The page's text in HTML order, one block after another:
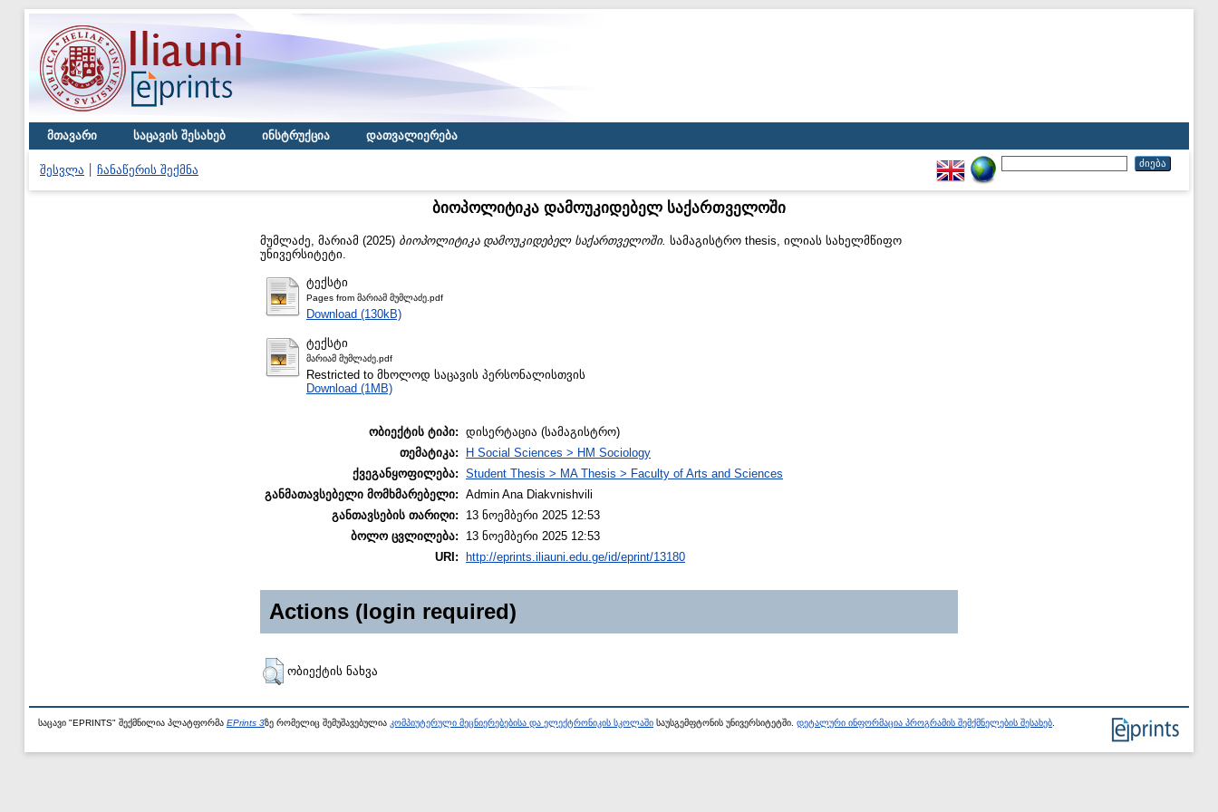
მთავარი საცავის შესახებ ინსტრუქცია დათვალიერება
შესვლა ჩანაწერის შექმნა
ბიოპოლიტიკა დამოუკიდებელ საქართველოში
მუმლაძე, მარიამ (2025) ბიოპოლიტიკა დამოუკიდებელ საქართველოში. სამაგისტრო thesis, ილიას სახელმწიფო
უნივერსიტეტი.
ტექსტი
Pages from მარიამ მუმლაძე.pdf
Download (130kB)
ტექსტი
მარიამ მუმლაძე.pdf
Restricted to მხოლოდ საცავის პერსონალისთვის
Download (1MB)
ობიექტის ტიპი: დისერტაცია (სამაგისტრო)
თემატიკა:
H Social Sciences > HM Sociology
ქვეგანყოფილება: Student Thesis > MA Thesis > Faculty of Arts and Sciences
განმათავსებელი მომხმარებელი: Admin Ana Diakvnishvili
განთავსების თარიღი:
13 ნოემბერი 2025 12:53
ბოლო ცვლილება:
13 ნოემბერი 2025 12:53
URI:
http://eprints.iliauni.edu.ge/id/eprint/13180
Actions (login required)
ობიექტის ნახვა
საცავი "EPRINTS" შექმნილია პლატფორმა EPrints 3ზე რომელიც შემუშავებულია კომპიუტერული მეცნიერებებისა და ელექტრონიკის სკოლაში საუსგემფტონის უნივერსიტეტში. დეტალური ინფორმაცია პროგრამის შემქმნელების შესახებ.